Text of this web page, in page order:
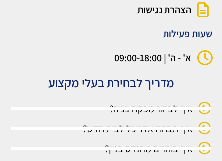
הצהרת נגישות
שעות פעילות
א' - ה' | 09:00-18:00
מדריך לבחירת בעלי מקצוע
איך לבחור מפקח בניה?
איך תבחרו אדריכל לבית חדש?
איך בוחרים מהנדס בניין?